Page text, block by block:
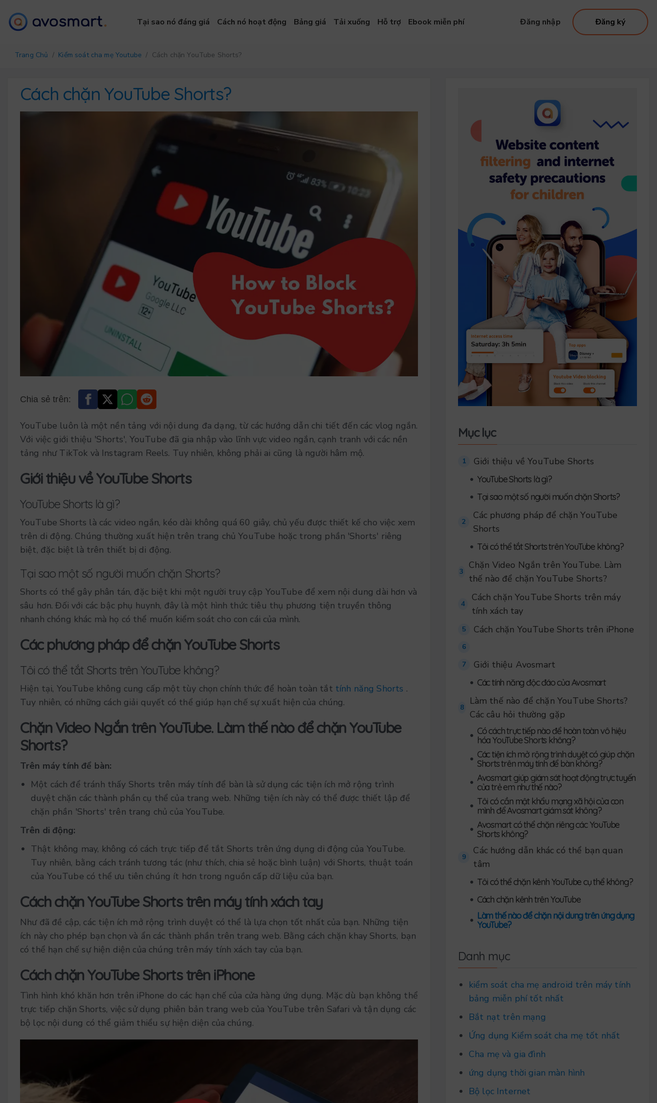
Tại sao nó đáng giá Cách nó hoạt động Bảng giá Tải xuống Hỗ trợ Ebook miễn phí Đăng nhập Đăng ký
Trang Chủ / Kiểm soát cha mẹ Youtube / Cách chặn YouTube Shorts?
Cách chặn YouTube Shorts?
Chia sẻ trên:
YouTube luôn là một nền tảng với nội dung đa dạng, từ các hướng dẫn chi tiết đến các vlog ngắn.
Với việc giới thiệu 'Shorts', YouTube đã gia nhập vào lĩnh vực video ngắn, cạnh tranh với các nền
tảng như TikTok và Instagram Reels. Tuy nhiên, không phải ai cũng là người hâm mộ.
Giới thiệu về YouTube Shorts
YouTube Shorts là gì?
YouTube Shorts là các video ngắn, kéo dài không quá 60 giây, chủ yếu được thiết kế cho việc xem
trên di động. Chúng thường xuất hiện trên trang chủ YouTube hoặc trong phần 'Shorts' riêng
biệt, đặc biệt là trên thiết bị di động.
Tại sao một số người muốn chặn Shorts?
Shorts có thể gây phân tán, đặc biệt khi một người truy cập YouTube để xem nội dung dài hơn và
sâu hơn. Đối với các bậc phụ huynh, đây là một hình thức tiêu thụ phương tiện truyền thông
nhanh chóng khác mà họ có thể muốn kiểm soát cho con cái của mình.
Các phương pháp để chặn YouTube Shorts
Tôi có thể tắt Shorts trên YouTube không?
Hiện tại, YouTube không cung cấp một tùy chọn chính thức để hoàn toàn tắt tính năng Shorts .
Tuy nhiên, có những cách giải quyết có thể giúp hạn chế sự xuất hiện của chúng.
Chặn Video Ngắn trên YouTube. Làm thế nào để chặn YouTube
Shorts?
Trên máy tính để bàn:
Một cách để tránh thấy Shorts trên máy tính để bàn là sử dụng các tiện ích mở rộng trình
duyệt chặn các thành phần cụ thể của trang web. Những tiện ích này có thể được thiết lập để
chặn phần 'Shorts' trên trang chủ của YouTube.
Trên di động:
Thật không may, không có cách trực tiếp để tắt Shorts trên ứng dụng di động của YouTube.
Tuy nhiên, bằng cách tránh tương tác (như thích, chia sẻ hoặc bình luận) với Shorts, thuật toán
của YouTube có thể ưu tiên chúng ít hơn trong nguồn cấp dữ liệu của bạn.
Cách chặn YouTube Shorts trên máy tính xách tay
Như đã đề cập, các tiện ích mở rộng trình duyệt có thể là lựa chọn tốt nhất của bạn. Những tiện
ích này cho phép bạn chọn và ẩn các thành phần trên trang web. Bằng cách chặn khay Shorts, bạn
có thể hạn chế sự hiện diện của chúng trên máy tính xách tay của bạn.
Cách chặn YouTube Shorts trên iPhone
Tình hình khó khăn hơn trên iPhone do các hạn chế của cửa hàng ứng dụng. Mặc dù bạn không thể
trực tiếp chặn Shorts, việc sử dụng phiên bản trang web của YouTube trên Safari và tận dụng các
bộ lọc nội dung có thể giảm thiểu sự hiện diện của chúng.
Mục lục
1 Giới thiệu về YouTube Shorts
• YouTube Shorts là gì?
• Tại sao một số người muốn chặn Shorts?
2
Các phương pháp để chặn YouTube
Shorts
• Tôi có thể tắt Shorts trên YouTube không?
3
Chặn Video Ngắn trên YouTube. Làm
thế nào để chặn YouTube Shorts?
4
Cách chặn YouTube Shorts trên máy
tính xách tay
5 Cách chặn YouTube Shorts trên iPhone
6
7
Giới thiệu Avosmart
• Các tính năng độc đáo của Avosmart
8
Làm thế nào để chặn YouTube Shorts?
Các câu hỏi thường gặp
• Có cách trực tiếp nào để hoàn toàn vô hiệu
hóa YouTube Shorts không?
• Các tiện ích mở rộng trình duyệt có giúp chặn
Shorts trên máy tính để bàn không?
• Avosmart giúp giám sát hoạt động trực tuyến
của trẻ em như thế nào?
• Tôi có cần mật khẩu mạng xã hội của con
mình để Avosmart giám sát không?
• Avosmart có thể chặn riêng các YouTube
Shorts không?
9
Các hướng dẫn khác có thể bạn quan
tâm
• Tôi có thể chặn kênh YouTube cụ thể không?
• Cách chặn kênh trên YouTube
• Làm thế nào để chặn nội dung trên ứng dụng
YouTube?
Danh mục
kiểm soát cha mẹ android trên máy tính
bảng miễn phí tốt nhất
Bắt nạt trên mạng
Ứng dụng Kiểm soát cha mẹ tốt nhất
Cha mẹ và gia đình
ứng dụng thời gian màn hình
Bộ lọc Internet